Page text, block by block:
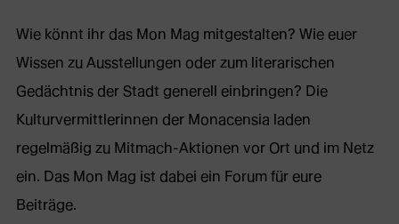
Wie könnt ihr das Mon Mag mitgestalten? Wie euer
Wissen zu Ausstellungen oder zum literarischen
Gedächtnis der Stadt generell einbringen? Die
Kulturvermittlerinnen der Monacensia laden
regelmäßig zu Mitmach-Aktionen vor Ort und im Netz
ein. Das Mon Mag ist dabei ein Forum für eure
Beiträge.